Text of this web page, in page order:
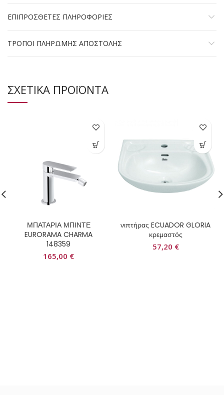
ΕΠΙΠΡΟΣΘΕΤΕΣ ΠΛΗΡΟΦΟΡΙΕΣ
ΤΡΟΠΟΙ ΠΛΗΡΩΜΗΣ ΑΠΟΣΤΟΛΗΣ
ΣΧΕΤΙΚΑ ΠΡΟΪΟΝΤΑ
ΜΠΑΤΑΡΙΑ ΜΠΙΝΤΕ
EURORAMA CHARMA
148359
165,00 €
νιπτήρας ECUADOR GLORIA
κρεμαστός
57,20 €